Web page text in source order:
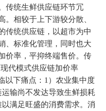
传统生鲜供应链环节冗
。相较于上下游较分散、
传统供应链，以超市为中
、标准化管理，同时也大
价率，平抑终端售价。传
代模式供应链加价率
以下痛点：1）农业集中度
输尚不发达导致生鲜损耗
满足旺盛的消费需求。消